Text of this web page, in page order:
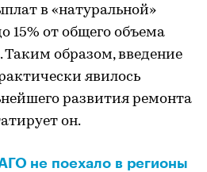
в «натуральной»
15% от общего объема
Таким образом, введение
явилось
развития ремонта
он.
не поехало в регионы